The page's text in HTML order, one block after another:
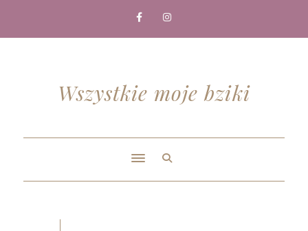
Wszystkie moje bziki